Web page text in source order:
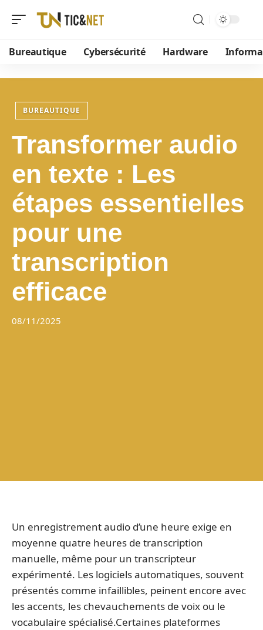
Bureautique Cybersécurité Hardware
BUREAUTIQUE
Transformer audio
en texte : Les
étapes essentielles
pour une
transcription
efficace
08/11/2025
Un enregistrement audio d’une heure exige en
moyenne quatre heures de transcription
manuelle, même pour un transcripteur
expérimenté. Les logiciels automatiques, souvent
présentés comme infaillibles, peinent encore avec
les accents, les chevauchements de voix ou le
vocabulaire spécialisé.Certaines plateformes